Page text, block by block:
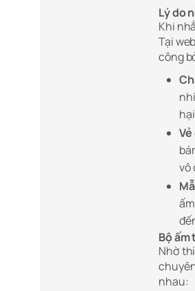
Lý do
Khi
Tại
công
vô
Bộ ấm
Nhờ
nhau: